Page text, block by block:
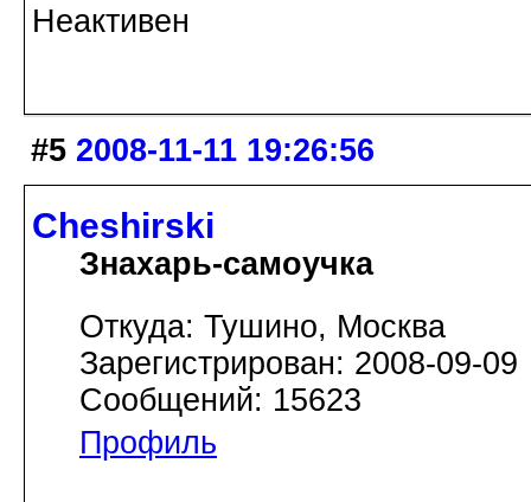
Неактивен
#5 2008-11-11 19:26:56
Cheshirski
Знахарь-самоучка
Откуда: Тушино, Москва
Зарегистрирован: 2008-09-09
Сообщений: 15623
Профиль